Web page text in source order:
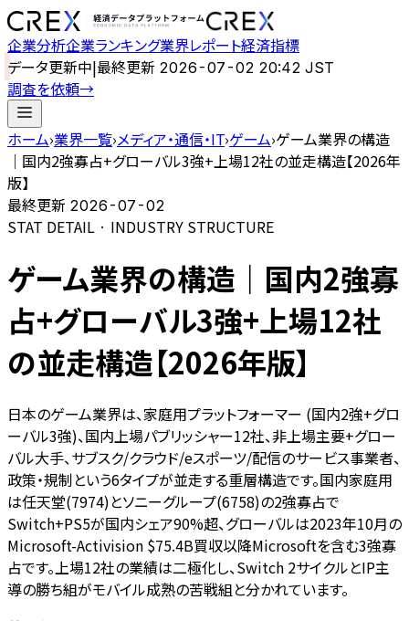
企業分析企業ランキング業界レポート経済指標
データ更新中|最終更新 2026-07-02 20:42 JST
調査を依頼→
ホーム›業界一覧›メディア・通信・IT›ゲーム›ゲーム業界の構造
｜国内2強寡占+グローバル3強+上場12社の並走構造【2026年
版】
最終更新 2026-07-02
STAT DETAIL · INDUSTRY STRUCTURE
ゲーム業界の構造｜国内2強寡
占+グローバル3強+上場12社
の並走構造【2026年版】
日本のゲーム業界は、家庭用プラットフォーマー (国内2強+グロ
ーバル3強)、国内上場パブリッシャー12社、非上場主要+グロー
バル大手、サブスク/クラウド/eスポーツ/配信のサービス事業者、
政策・規制という6タイプが並走する重層構造です。国内家庭用
は任天堂(7974)とソニーグループ(6758)の2強寡占で
Switch+PS5が国内シェア90%超、グローバルは2023年10月の
Microsoft-Activision $75.4B買収以降Microsoftを含む3強寡
占です。上場12社の業績は二極化し、Switch 2サイクルとIP主
導の勝ち組がモバイル成熟の苦戦組と分かれています。